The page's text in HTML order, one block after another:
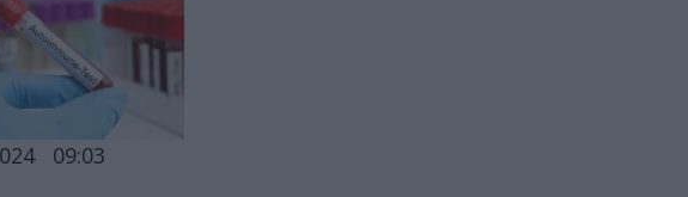
09:03